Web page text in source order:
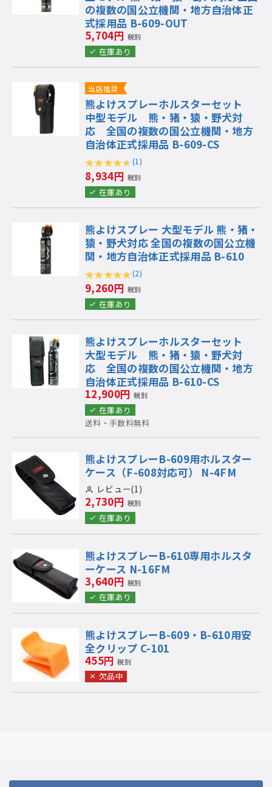
の複数の国公立機関・地方自治体正
式採用品 B-609-OUT
5,704円 税別
在庫あり
当店推奨
熊よけスプレーホルスターセット
中型モデル 熊・猪・猿・野犬対
応 全国の複数の国公立機関・地方
自治体正式採用品 B-609-CS
(1)
8,934円 税別
在庫あり
熊よけスプレー 大型モデル 熊・猪・
猿・野犬対応 全国の複数の国公立機
関・地方自治体正式採用品 B-610
(2)
9,260円 税別
在庫あり
熊よけスプレーホルスターセット
大型モデル 熊・猪・猿・野犬対
応 全国の複数の国公立機関・地方
自治体正式採用品 B-610-CS
12,900円 税別
在庫あり
送料・手数料無料
熊よけスプレーB-609用ホルスター
ケース（F-608対応可） N-4FM
レビュー(1)
2,730円 税別
在庫あり
熊よけスプレーB-610専用ホルスタ
ーケース N-16FM
3,640円 税別
在庫あり
熊よけスプレーB-609・B-610用安
全クリップ C-101
455円 税別
欠品中